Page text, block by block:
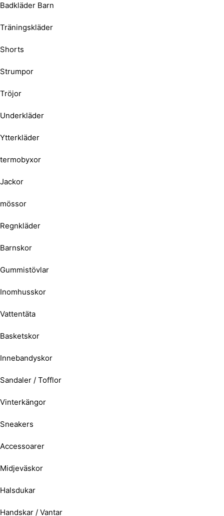
Badkläder Barn
Träningskläder
Shorts
Strumpor
Tröjor
Underkläder
Ytterkläder
termobyxor
Jackor
mössor
Regnkläder
Barnskor
Gummistövlar
Inomhusskor
Vattentäta
Basketskor
Innebandyskor
Sandaler / Tofflor
Vinterkängor
Sneakers
Accessoarer
Midjeväskor
Halsdukar
Handskar / Vantar